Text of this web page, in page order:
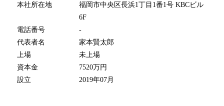
本社所在地
福岡市中央区長浜1丁目1番1号 KBCビル
6F
電話番号
-
代表者名
家本賢太郎
上場
未上場
資本金
7520万円
設立
2019年07月